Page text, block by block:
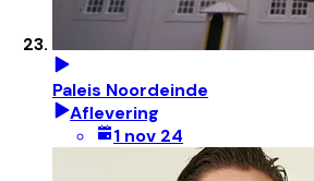
Paleis Noordeinde
Aflevering
1 nov 24